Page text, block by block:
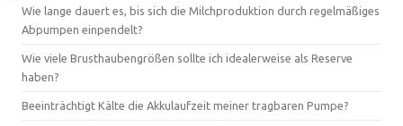
Wie lange dauert es, bis sich die Milchproduktion durch regelmäßiges
Abpumpen einpendelt?
Wie viele Brusthaubengrößen sollte ich idealerweise als Reserve
haben?
Beeinträchtigt Kälte die Akkulaufzeit meiner tragbaren Pumpe?